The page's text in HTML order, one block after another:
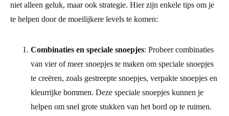
niet alleen geluk, maar ook strategie. Hier zijn enkele tips om je
te helpen door de moeilijkere levels te komen:
Combinaties en speciale snoepjes: Probeer combinaties
van vier of meer snoepjes te maken om speciale snoepjes
te creëren, zoals gestreepte snoepjes, verpakte snoepjes en
kleurrijke bommen. Deze speciale snoepjes kunnen je
helpen om snel grote stukken van het bord op te ruimen.